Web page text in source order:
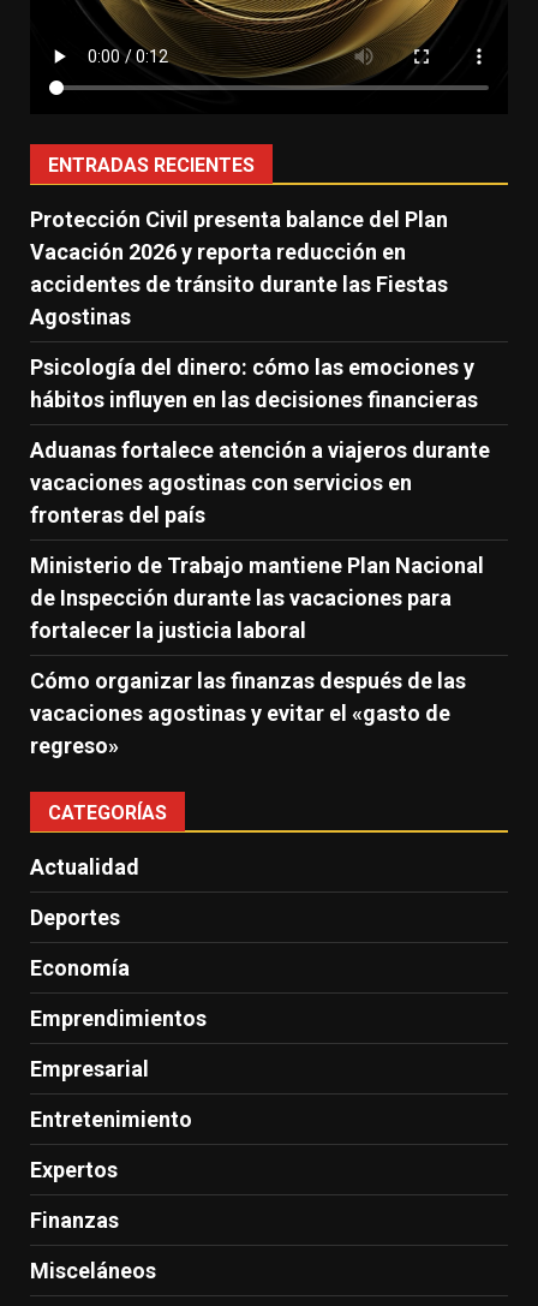
ENTRADAS RECIENTES
Protección Civil presenta balance del Plan
Vacación 2026 y reporta reducción en
accidentes de tránsito durante las Fiestas
Agostinas
Psicología del dinero: cómo las emociones y
hábitos influyen en las decisiones financieras
Aduanas fortalece atención a viajeros durante
vacaciones agostinas con servicios en
fronteras del país
Ministerio de Trabajo mantiene Plan Nacional
de Inspección durante las vacaciones para
fortalecer la justicia laboral
Cómo organizar las finanzas después de las
vacaciones agostinas y evitar el «gasto de
regreso»
CATEGORÍAS
Actualidad
Deportes
Economía
Emprendimientos
Empresarial
Entretenimiento
Expertos
Finanzas
Misceláneos